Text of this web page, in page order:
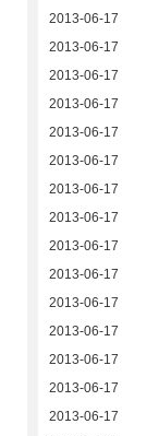
2013-06-17
2013-06-17
2013-06-17
2013-06-17
2013-06-17
2013-06-17
2013-06-17
2013-06-17
2013-06-17
2013-06-17
2013-06-17
2013-06-17
2013-06-17
2013-06-17
2013-06-17